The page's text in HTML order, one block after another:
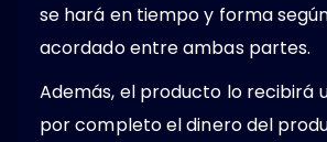
se hará en tiempo y forma
acordado entre ambas partes.
Además, el producto lo recibirá
por completo el dinero del